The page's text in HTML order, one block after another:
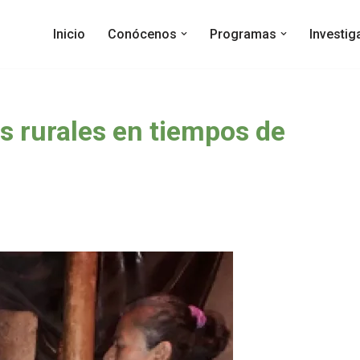
Inicio Conócenos Programas
rurales en tiempos de